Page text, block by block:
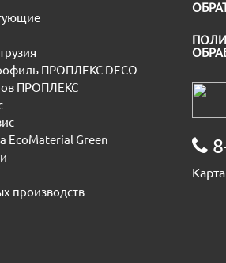
ПРОПЛЕКС DECO
ПРОПЛЕКС
EcoMaterial Green
производств